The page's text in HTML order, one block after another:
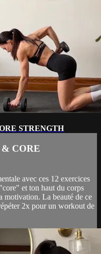
STRENGTH
& CORE
avec ces 12 exercices
et ton haut du corps
motivation. La beauté de ce
2x pour un workout de